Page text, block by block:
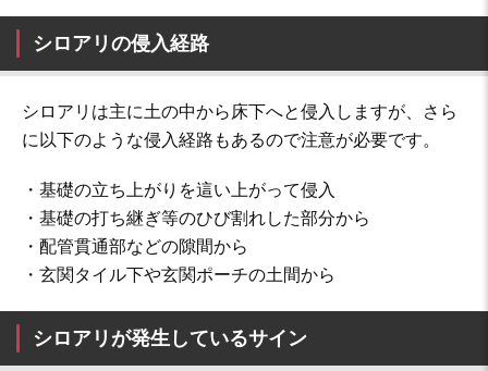
シロアリの侵入経路
シロアリは主に土の中から床下へと侵入しますが、さら
に以下のような侵入経路もあるので注意が必要です。
・基礎の立ち上がりを這い上がって侵入
・基礎の打ち継ぎ等のひび割れした部分から
・配管貫通部などの隙間から
・玄関タイル下や玄関ポーチの土間から
シロアリが発生しているサイン